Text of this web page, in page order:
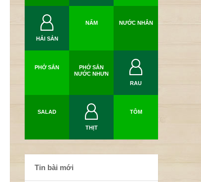
HẢI SẢN
NẤM NƯỚC NHÂN
PHỞ SẮN
PHỞ SẮN
NƯỚC NHƯN
RAU
SALAD
THỊT
TÔM
Tin bài mới